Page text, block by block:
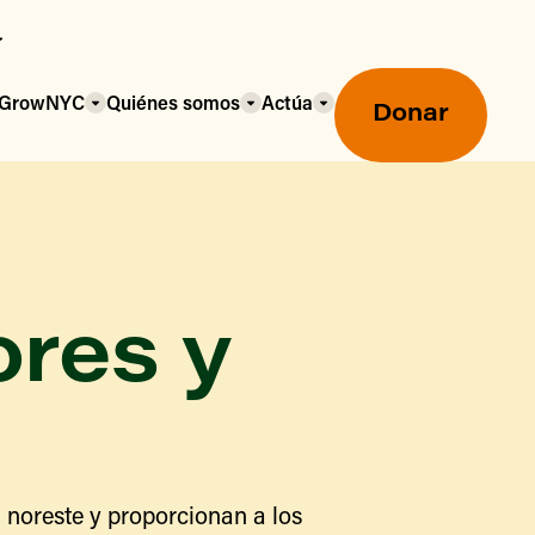
Uso de SNAP y beneficios
Quiénes somos Actúa Donar
y
y proporcionan a los